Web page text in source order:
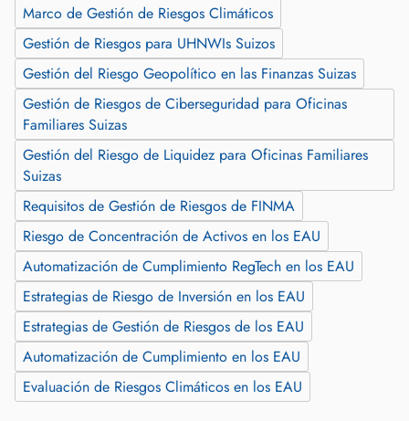
Marco de Gestión de Riesgos Climáticos
Gestión de Riesgos para UHNWIs Suizos
Gestión del Riesgo Geopolítico en las Finanzas Suizas
Gestión de Riesgos de Ciberseguridad para Oficinas
Familiares Suizas
Gestión del Riesgo de Liquidez para Oficinas Familiares
Suizas
Requisitos de Gestión de Riesgos de FINMA
Riesgo de Concentración de Activos en los EAU
Automatización de Cumplimiento RegTech en los EAU
Estrategias de Riesgo de Inversión en los EAU
Estrategias de Gestión de Riesgos de los EAU
Automatización de Cumplimiento en los EAU
Evaluación de Riesgos Climáticos en los EAU